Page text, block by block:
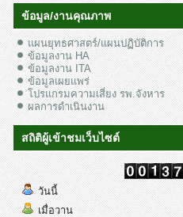
ข้อมูล/งานคุณภาพ
แผนยุทธศาสตร์/แผนปฏิบัติการ
ข้อมูลงาน HA
ข้อมูลงาน ITA
ข้อมูลเผยแพร่
โปรแกรมความเสี่ยง รพ.จังหาร
ผลการดำเนินงาน
สถิติผู้เข้าชมเว็บไซต์
วันนี้
เมื่อวาน